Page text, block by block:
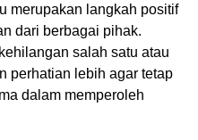
merupakan langkah positif
dari berbagai pihak.
salah satu atau
perhatian lebih agar tetap
dalam memperoleh